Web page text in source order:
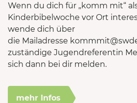
Wenn du dich für „komm mit“
Kinderbibelwoche vor Ort
wende dich über
die Mailadresse
zuständige Jugendreferentin
sich dann bei dir melden.
mehr Infos